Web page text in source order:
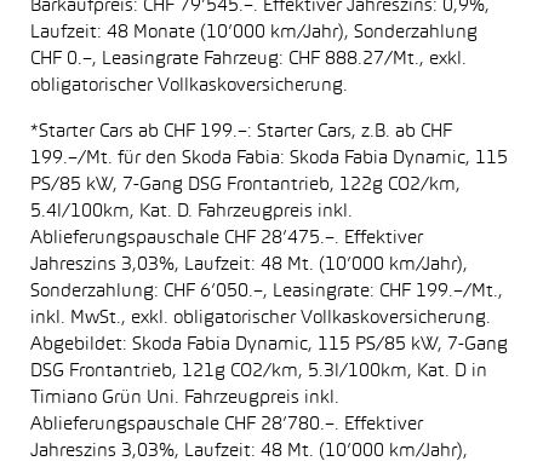
Barkaufpreis: CHF 79’545.–. Effektiver Jahreszins: 0,9%,
Laufzeit: 48 Monate (10’000 km/Jahr), Sonderzahlung
CHF 0.–, Leasingrate Fahrzeug: CHF 888.27/Mt., exkl.
obligatorischer Vollkaskoversicherung.
*Starter Cars ab CHF 199.–: Starter Cars, z.B. ab CHF
199.–/Mt. für den Skoda Fabia: Skoda Fabia Dynamic, 115
PS/85 kW, 7-Gang DSG Frontantrieb, 122g CO2/km,
5.4l/100km, Kat. D. Fahrzeugpreis inkl.
Ablieferungspauschale CHF 28’475.–. Effektiver
Jahreszins 3,03%, Laufzeit: 48 Mt. (10’000 km/Jahr),
Sonderzahlung: CHF 6’050.–, Leasingrate: CHF 199.–/Mt.,
inkl. MwSt., exkl. obligatorischer Vollkaskoversicherung.
Abgebildet: Skoda Fabia Dynamic, 115 PS/85 kW, 7-Gang
DSG Frontantrieb, 121g CO2/km, 5.3l/100km, Kat. D in
Timiano Grün Uni. Fahrzeugpreis inkl.
Ablieferungspauschale CHF 28’780.–. Effektiver
Jahreszins 3,03%, Laufzeit: 48 Mt. (10’000 km/Jahr),